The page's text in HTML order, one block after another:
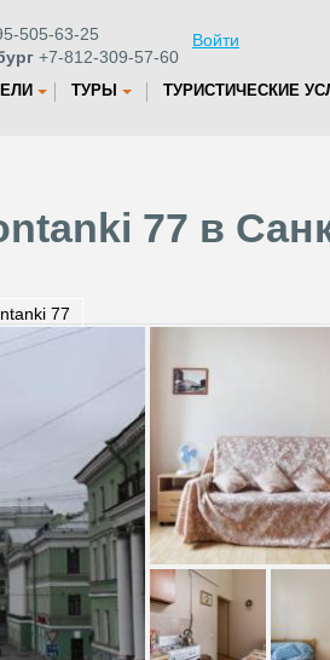
505-63-25
+7-812-309-57-60
Войти
ТУРЫ ТУРИСТИЧЕСКИЕ
77 в
77